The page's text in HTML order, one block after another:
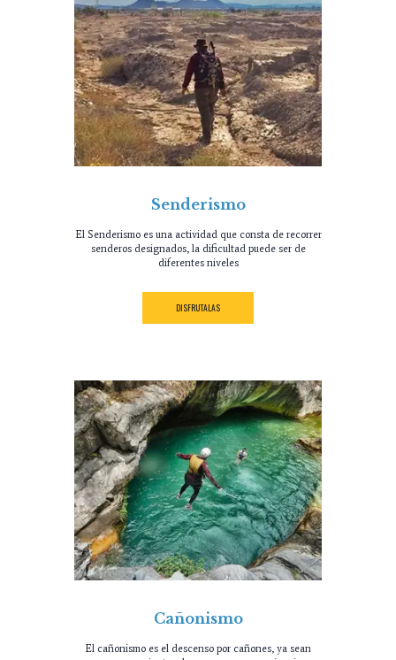
Senderismo
El Senderismo es una actividad que consta de recorrer
senderos designados, la dificultad puede ser de
diferentes niveles
DISFRUTALAS
Cañonismo
El cañonismo es el descenso por cañones, ya sean